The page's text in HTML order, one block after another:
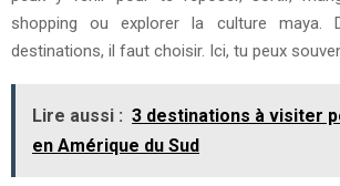
shopping ou explorer la culture maya.
destinations, il faut choisir. Ici, tu peux
Lire aussi : 3 destinations à visiter
en Amérique du Sud